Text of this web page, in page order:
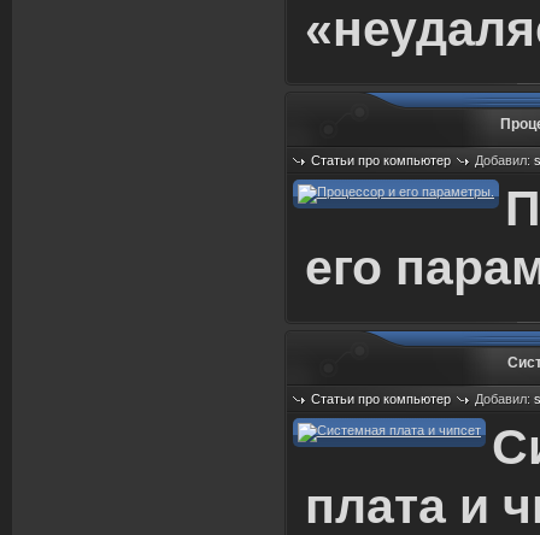
Статьи про компьютер Добавил:
Просмотров: 552
его
Статьи про компьютер Добавил:
Просмотров: 568
плата и